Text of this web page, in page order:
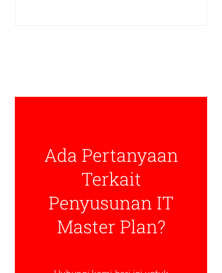
Ada Pertanyaan
Terkait
Penyusunan IT
Master Plan?